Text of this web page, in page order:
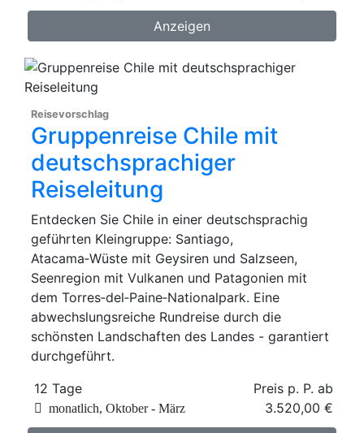
Anzeigen
Reisevorschlag
Gruppenreise Chile mit
deutschsprachiger
Reiseleitung
Entdecken Sie Chile in einer deutschsprachig
geführten Kleingruppe: Santiago,
Atacama‑Wüste mit Geysiren und Salzseen,
Seenregion mit Vulkanen und Patagonien mit
dem Torres‑del‑Paine‑Nationalpark. Eine
abwechslungsreiche Rundreise durch die
schönsten Landschaften des Landes - garantiert
durchgeführt.
12 Tage
Preis p. P. ab
3.520,00 €
monatlich, Oktober - März